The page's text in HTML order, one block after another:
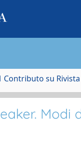
Contributo su Rivista
Modi